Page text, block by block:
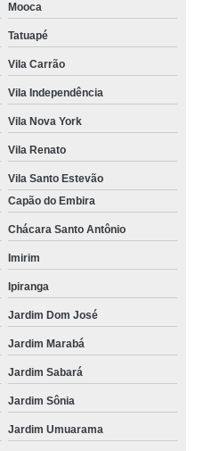
Mooca
Tatuapé
Vila Carrão
Vila Independência
Vila Nova York
Vila Renato
Vila Santo Estevão
Capão do Embira
Chácara Santo Antônio
Imirim
Ipiranga
Jardim Dom José
Jardim Marabá
Jardim Sabará
Jardim Sônia
Jardim Umuarama